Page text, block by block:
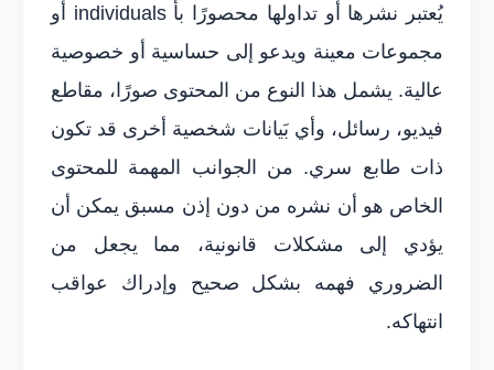
يُعتبر نشرها أو تداولها محصورًا بأ individuals أو
مجموعات معينة ويدعو إلى حساسية أو خصوصية
عالية. يشمل هذا النوع من المحتوى صورًا، مقاطع
فيديو، رسائل، وأي بَيانات شخصية أخرى قد تكون
ذات طابع سري. من الجوانب المهمة للمحتوى
الخاص هو أن نشره من دون إذن مسبق يمكن أن
يؤدي إلى مشكلات قانونية، مما يجعل من
الضروري فهمه بشكل صحيح وإدراك عواقب
انتهاكه.